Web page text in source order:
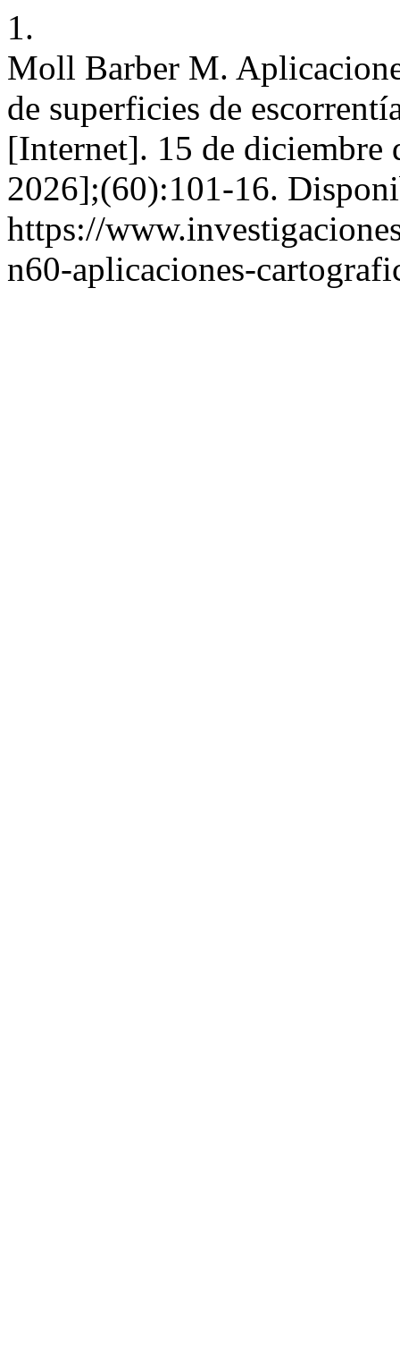
1.
Moll Barber M.
de superficies de
[Internet]. 15 de diciembre
2026];(60):101-16.
https://
n60-aplicaciones-